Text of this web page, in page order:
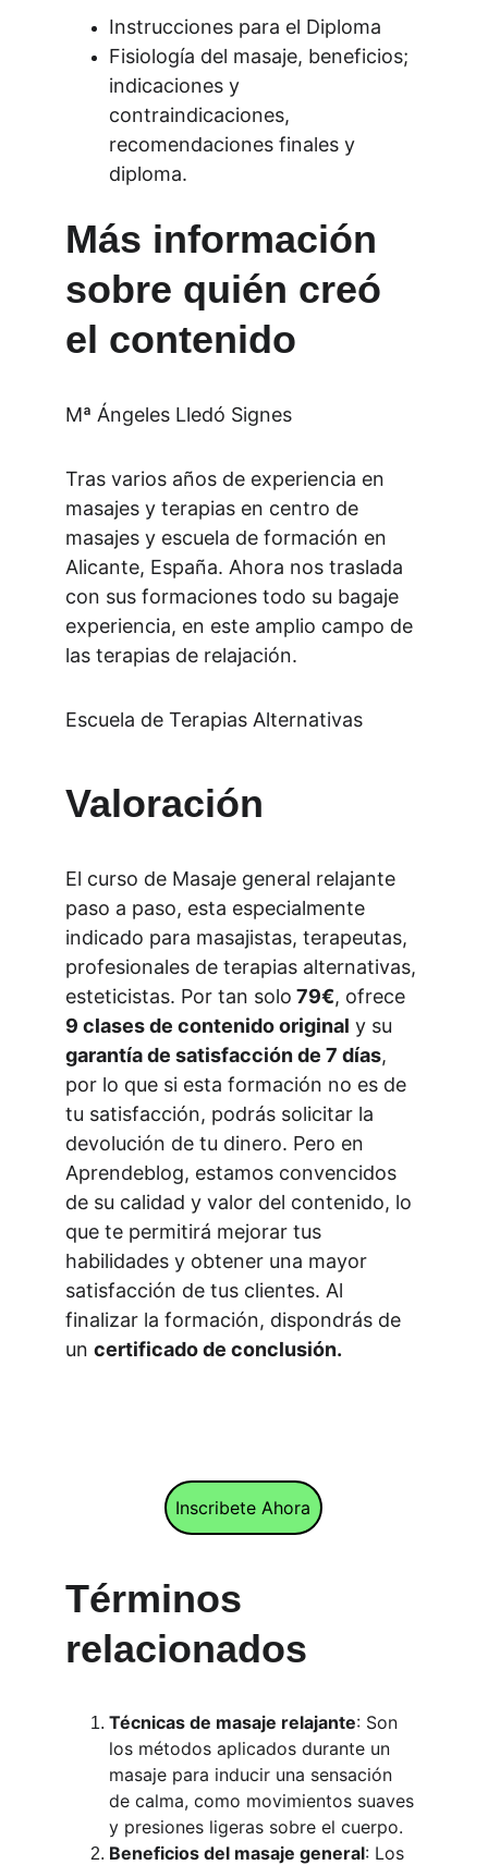
Instrucciones para el Diploma
Fisiología del masaje, beneficios;
indicaciones y
contraindicaciones,
recomendaciones finales y
diploma.
Más información
sobre quién creó
el contenido
Mª Ángeles Lledó Signes
Tras varios años de experiencia en
masajes y terapias en centro de
masajes y escuela de formación en
Alicante, España. Ahora nos traslada
con sus formaciones todo su bagaje
experiencia, en este amplio campo de
las terapias de relajación.
Escuela de Terapias Alternativas
Valoración
El curso de Masaje general relajante
paso a paso, esta especialmente
indicado para masajistas, terapeutas,
profesionales de terapias alternativas,
esteticistas. Por tan solo 79€, ofrece
9 clases de contenido original y su
garantía de satisfacción de 7 días,
por lo que si esta formación no es de
tu satisfacción, podrás solicitar la
devolución de tu dinero. Pero en
Aprendeblog, estamos convencidos
de su calidad y valor del contenido, lo
que te permitirá mejorar tus
habilidades y obtener una mayor
satisfacción de tus clientes. Al
finalizar la formación, dispondrás de
un certificado de conclusión.
Inscribete Ahora
Términos
relacionados
Técnicas de masaje relajante: Son
los métodos aplicados durante un
masaje para inducir una sensación
de calma, como movimientos suaves
y presiones ligeras sobre el cuerpo.
Beneficios del masaje general: Los